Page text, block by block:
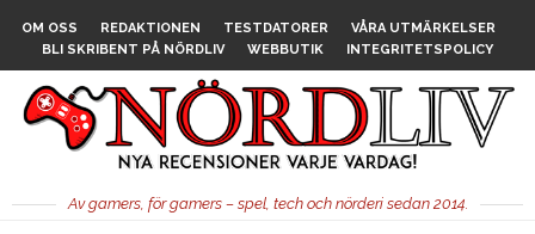
OM OSS REDAKTIONEN TESTDATORER
VÅRA UTMÄRKELSER
BLI SKRIBENT PÅ NÖRDLIV
WEBBUTIK INTEGRITETSPOLICY
Av gamers, för gamers – spel, tech och nörderi sedan 2014.